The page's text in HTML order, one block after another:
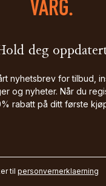
deg
nyhetsbrev for tilbud,
og nyheter. Når du
rabatt på ditt første
til personvernerklaerning